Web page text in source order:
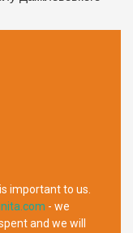
important to us.
- we
and we will